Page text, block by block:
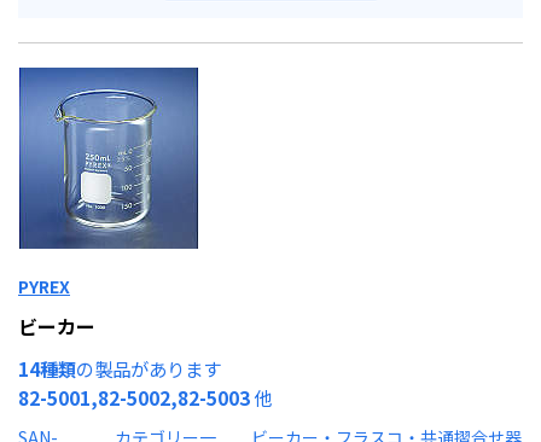
PYREX
ビーカー
14種類の製品があります
82-5001,82-5002,82-5003他
SAN-
カテゴリー一
ビーカー・フラスコ・共通摺合せ器